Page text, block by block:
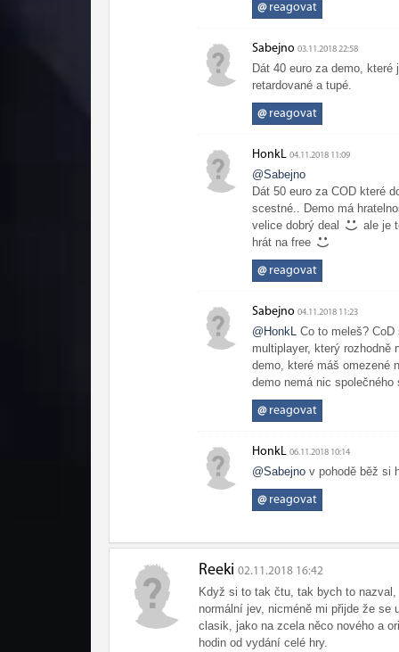
@reagovat
Sabejno 03.11.2018 22:58
Dát 40 euro za demo,
retardované a tupé.
@reagovat
HonkL 04.11.2018 11:09
@Sabejno
Dát 50 euro za COD které
scestné.. Demo má
velice dobrý deal
ale je
hrát na free
@reagovat
Sabejno 04.11.2018 11:23
@HonkL Co to meleš?
multiplayer, který
demo, které máš omezené
demo nemá nic
@reagovat
HonkL 06.11.2018 10:14
@Sabejno v pohodě běž si
@reagovat
Reeki 02.11.2018 16:42
Když si to tak čtu, tak bych to
normální jev, nicméně mi přijde že
clasik, jako na zcela něco nového a
hodin od vydání celé hry.